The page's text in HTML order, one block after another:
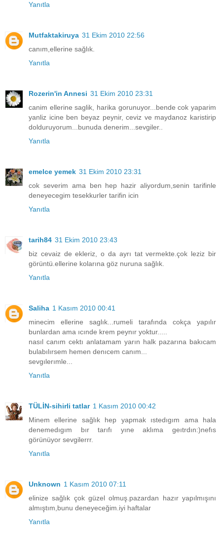
Yanıtla
Mutfaktakiruya 31 Ekim 2010 22:56
canım,ellerine sağlık.
Yanıtla
Rozerin'in Annesi 31 Ekim 2010 23:31
canim ellerine saglik, harika gorunuyor...bende cok yaparim
yanliz icine ben beyaz peynir, ceviz ve maydanoz karistirip
dolduruyorum...bunuda denerim...sevgiler..
Yanıtla
emelce yemek 31 Ekim 2010 23:31
cok severim ama ben hep hazir aliyordum,senin tarifinle
deneyecegim tesekkurler tarifin icin
Yanıtla
tarih84 31 Ekim 2010 23:43
biz cevaiz de ekleriz, o da ayrı tat vermekte.çok leziz bir
görüntü.ellerine kolarına göz nuruna sağlık.
Yanıtla
Saliha 1 Kasım 2010 00:41
minecim ellerine saglık...rumeli tarafında cokça yapılır
bunlardan ama ıcınde krem peynır yoktur.....
nasıl canım cektı anlatamam yarın halk pazarına bakıcam
bulabılırsem hemen denıcem canım...
sevgılerımle...
Yanıtla
TÜLİN-sihirli tatlar 1 Kasım 2010 00:42
Minem ellerine sağlık hep yapmak ıstedıgım ama hala
denemedıgım bır tarıfı yıne aklıma geıtrdın:)nefıs
görünüyor sevgilerrr.
Yanıtla
Unknown 1 Kasım 2010 07:11
elinize sağlık çok güzel olmuş.pazardan hazır yapılmışını
almıştım,bunu deneyeceğim.iyi haftalar
Yanıtla